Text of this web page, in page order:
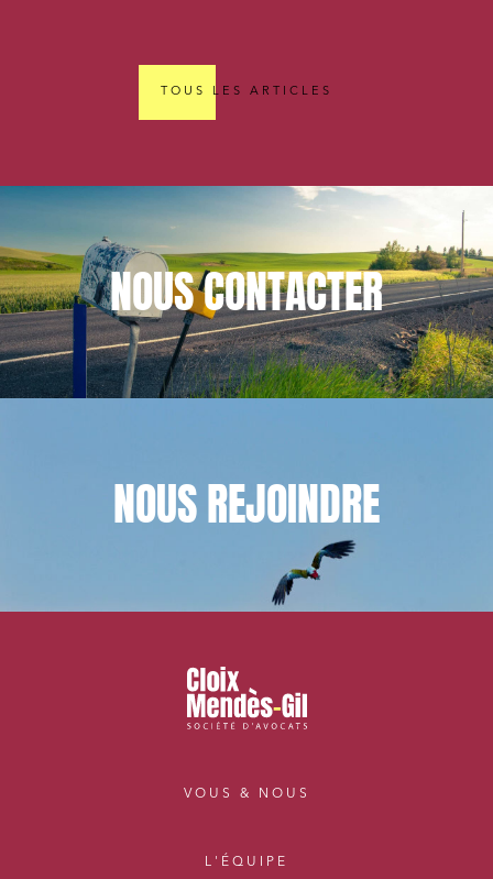
TOUS LES ARTICLES
NOUSCONTACTER
NOUSREJOINDRE
VOUS & NOUS
L'ÉQUIPE